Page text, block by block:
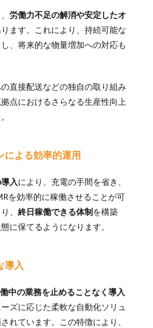
労働力不足の解消や安定したオ
ます。これにより、持続可能な
、将来的な物量増加への対応も
直接配送などの独自の取り組み
点におけるさらなる生産性向上
による効率的運用
入により、充電の手間を省き、
を効率的に稼働させることが可
、 終日稼働できる体制を構築
に保てるようになります。
導入
中の業務を止めることなく導入
ズに応じた柔軟な自動化ソリュ
れています。この特徴により、